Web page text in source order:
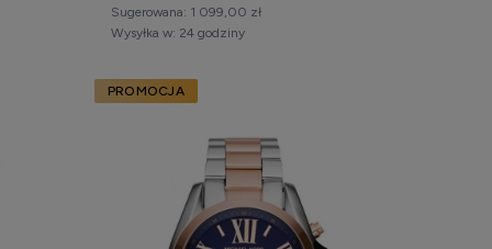
Wysyłka w: 24 godziny
Sugerowana: 1 099,00 zł
PROMOCJA